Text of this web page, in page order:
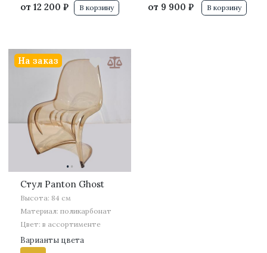
от 12 200 ₽ В корзину от 9 900 ₽ В корзину
··
Стул Panton Ghost
Высота: 84 см
Материал: поликарбонат
Цвет: в ассортименте
Варианты цвета
На заказ